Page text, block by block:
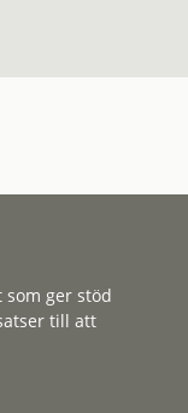
ger stöd
till att